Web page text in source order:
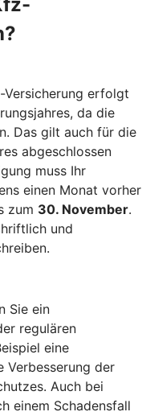
Versicherung erfolgt
da die
Das gilt auch für die
abgeschlossen
muss Ihr
einen Monat vorher
zum 30. November.
und
Sie ein
regulären
eine
Verbesserung der
Auch bei
einem Schadensfall